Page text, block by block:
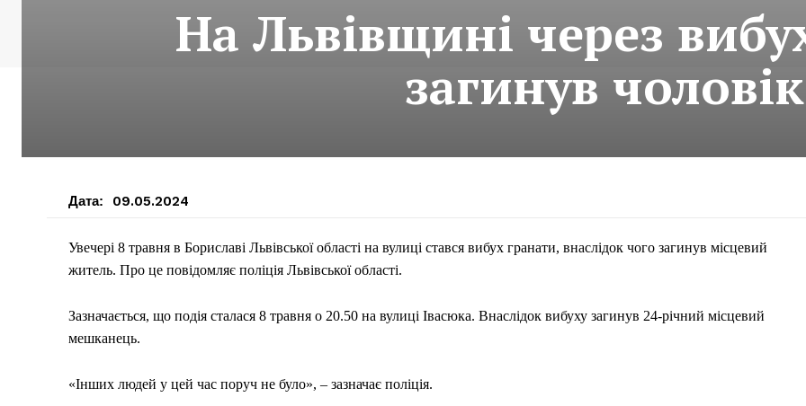
На Львівщині через
загинув чоловік
Дата: 09.05.2024
Увечері 8 травня в Бориславі Львівської області на вулиці стався вибух гранати, внаслідок чого загинув місцевий
житель. Про це повідомляє поліція Львівської області.
Зазначається, що подія сталася 8 травня о 20.50 на вулиці Івасюка. Внаслідок вибуху загинув 24-річний місцевий
мешканець.
«Інших людей у цей час поруч не було», – зазначає поліція.